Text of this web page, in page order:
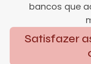
bancos que
Satisfazer